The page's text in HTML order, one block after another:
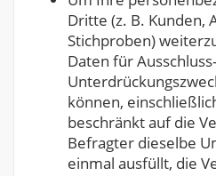
Dritte (z. B. Kunden,
Stichproben)
Daten für
können,
beschränkt auf die
Befragter dieselbe
einmal ausfüllt, die